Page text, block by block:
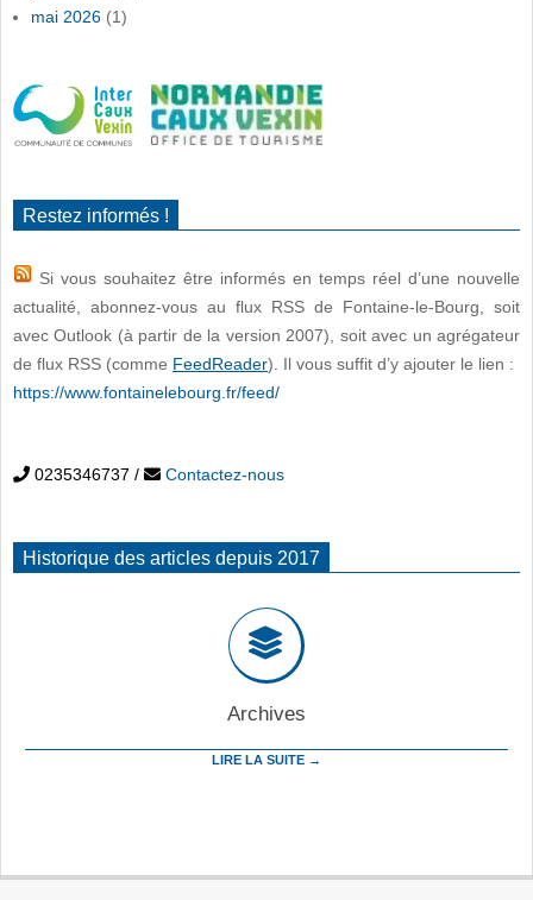
mai 2026 (1)
Restez informés !
Si vous souhaitez être informés en temps réel d’une nouvelle
actualité, abonnez-vous au flux RSS de Fontaine-le-Bourg, soit
avec Outlook (à partir de la version 2007), soit avec un agrégateur
de flux RSS (comme FeedReader). Il vous suffit d’y ajouter le lien :
https://www.fontainelebourg.fr/feed/
0235346737 / Contactez-nous
Historique des articles depuis 2017
Archives
LIRE LA SUITE →